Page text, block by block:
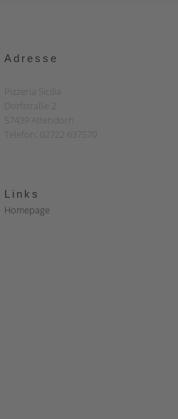
Adresse
Pizzeria Sicilia
Dorfstraße 2
57439 Attendorn
Telefon: 02722 637570
Links
Homepage